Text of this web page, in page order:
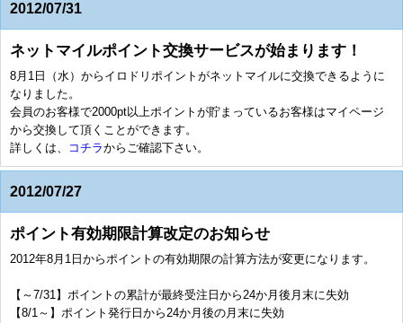
2012/07/31
ネットマイルポイント交換サービスが始まります！
8月1日（水）からイロドリポイントがネットマイルに交換できるように
なりました。
会員のお客様で2000pt以上ポイントが貯まっているお客様はマイページ
から交換して頂くことができます。
詳しくは、
コチラからご確認下さい。
2012/07/27
ポイント有効期限計算改定のお知らせ
2012年8月1日からポイントの有効期限の計算方法が変更になります。
【～7/31】ポイントの累計が最終受注日から24か月後月末に失効
【8/1～】ポイント発行日から24か月後の月末に失効